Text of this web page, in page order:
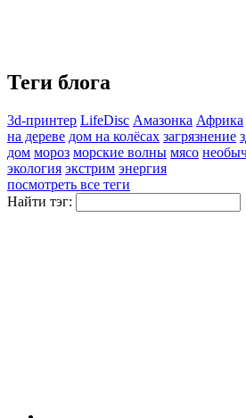
Теги блога
3d-принтер LifeDisc Амазонка Африка
на дереве дом на колёсах загрязнение
дом мороз морские волны мясо
экология экстрим энергия
посмотреть все теги
Найти тэг: